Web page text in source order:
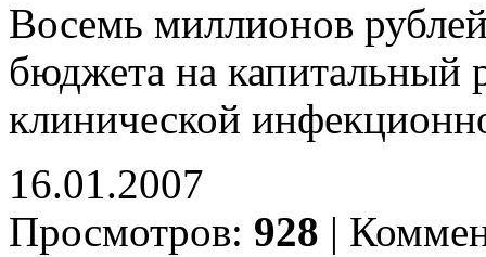
Восемь миллионов
бюджета на капитальный
клинической
16.01.2007
Просмотров: 928 |